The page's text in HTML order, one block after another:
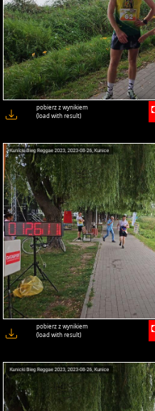
pobierz z wynikiem
(load with result)
pobierz z wynikiem
(load with result)